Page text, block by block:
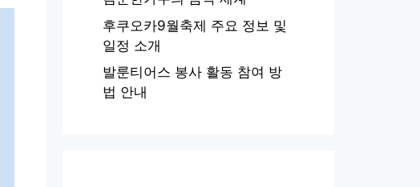
후쿠오카9월축제 주요 정보 및
일정 소개
발룬티어스 봉사 활동 참여 방
법 안내